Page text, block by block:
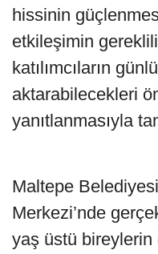
hissinin
etkileşimin
katılımcıların
aktarabilecekleri
yanıtlanmasıyla
Maltepe
Merkezi’nde
yaş üstü bireylerin